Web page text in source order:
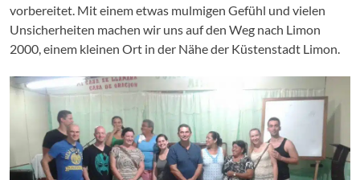
vorbereitet. Mit einem etwas mulmigen Gefühl und vielen
Unsicherheiten machen wir uns auf den Weg nach Limon
2000, einem kleinen Ort in der Nähe der Küstenstadt Limon.